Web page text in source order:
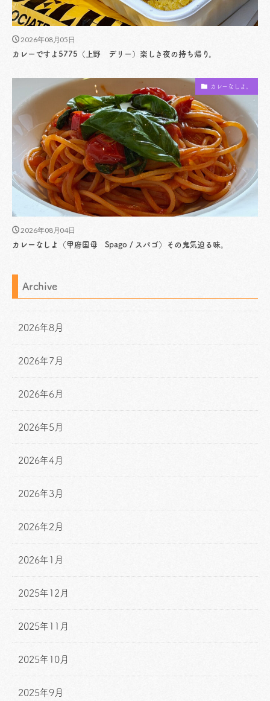
2026年08月05日
カレーですよ5775（上野 デリー）楽しき夜の持ち帰り。
カレーなしよ。
2026年08月04日
カレーなしよ（甲府国母 Spago / スパゴ）その鬼気迫る味。
Archive
2026年8月
2026年7月
2026年6月
2026年5月
2026年4月
2026年3月
2026年2月
2026年1月
2025年12月
2025年11月
2025年10月
2025年9月